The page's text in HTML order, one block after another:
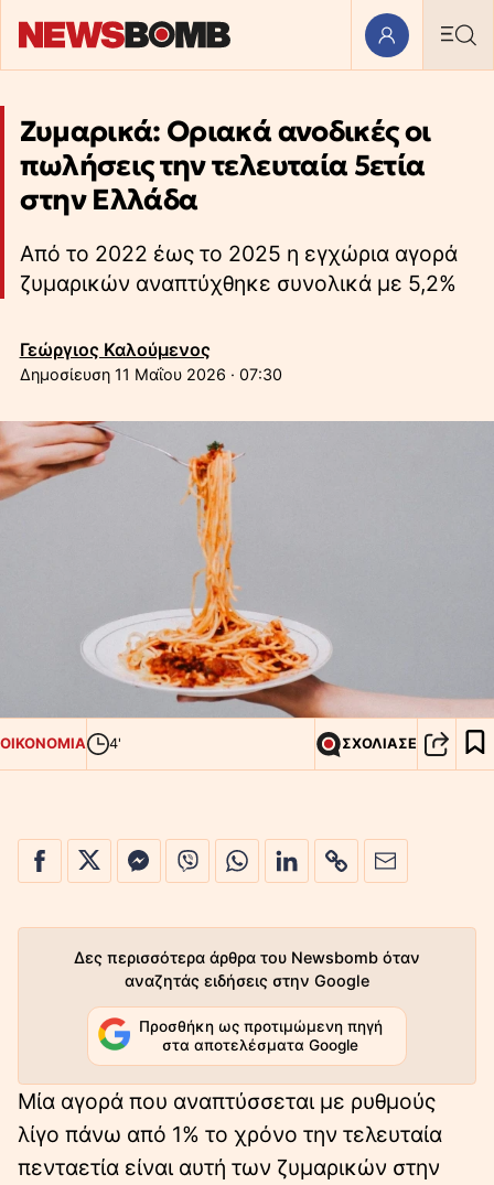
Ζυμαρικά: Οριακά ανοδικές οι
πωλήσεις την τελευταία 5ετία
στην Ελλάδα
Από το 2022 έως το 2025 η εγχώρια αγορά
ζυμαρικών αναπτύχθηκε συνολικά με 5,2%
Γεώργιος Καλούμενος
11 Μαΐου 2026 · 07:30
ΟΙΚΟΝΟΜΙΑ 4' ΣΧΟΛΙΑΣΕ
Δες περισσότερα άρθρα του Newsbomb όταν
αναζητάς ειδήσεις στην Google
Προσθήκη ως προτιμώμενη πηγή
στα αποτελέσματα Google
Μία αγορά που αναπτύσσεται με ρυθμούς
λίγο πάνω από 1% το χρόνο την τελευταία
πενταετία είναι αυτή των ζυμαρικών στην